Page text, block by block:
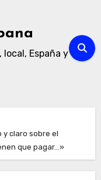
local, España y
y claro sobre el
que pagar…»